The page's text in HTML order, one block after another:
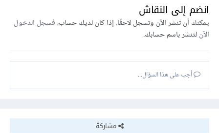
انضم إلى النقاش
يمكنك أن تنشر الآن وتسجل لاحقًا. إذا كان لديك حساب،فسجل الدخول
الآنلتنشر باسم حسابك.
أجب على هذا السؤال...
مشاركة